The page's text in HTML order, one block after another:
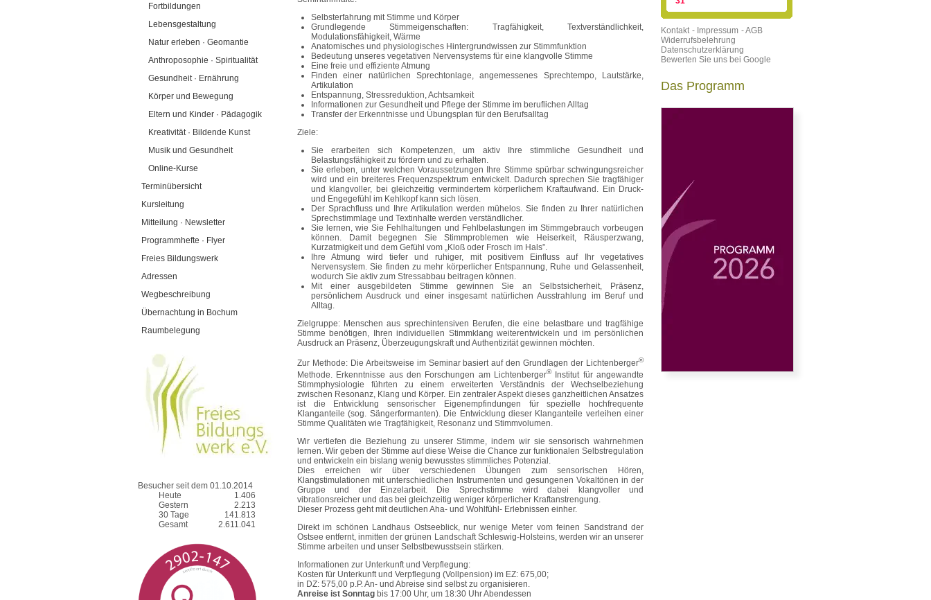
Fortbildungen
Lebensgestaltung
Natur erleben · Geomantie
Anthroposophie · Spiritualität
Gesundheit · Ernährung
Körper und Bewegung
Eltern und Kinder · Pädagogik
Kreativität · Bildende Kunst
Musik und Gesundheit
Online-Kurse
Terminübersicht
Kursleitung
Mitteilung · Newsletter
Programmhefte · Flyer
Freies Bildungswerk
Adressen
Wegbeschreibung
Übernachtung in Bochum
Raumbelegung
Besucher seit dem 01.10.2014
Heute
1.406
Gestern
2.213
30 Tage
141.813
Gesamt
2.611.041
Selbsterfahrung mit Stimme und Körper
Grundlegende Stimmeigenschaften: Tragfähigkeit, Textverständlichkeit,
Modulationsfähigkeit, Wärme
Anatomisches und physiologisches Hintergrundwissen zur Stimmfunktion
Bedeutung unseres vegetativen Nervensystems für eine klangvolle Stimme
Eine freie und effiziente Atmung
Finden einer natürlichen Sprechtonlage, angemessenes Sprechtempo, Lautstärke,
Artikulation
Entspannung, Stressreduktion, Achtsamkeit
Informationen zur Gesundheit und Pflege der Stimme im beruflichen Alltag
Transfer der Erkenntnisse und Übungsplan für den Berufsalltag
Ziele:
Sie erarbeiten sich Kompetenzen, um aktiv Ihre stimmliche Gesundheit und
Belastungsfähigkeit zu fördern und zu erhalten.
Sie erleben, unter welchen Voraussetzungen Ihre Stimme spürbar schwingungsreicher
wird und ein breiteres Frequenzspektrum entwickelt. Dadurch sprechen Sie tragfähiger
und klangvoller, bei gleichzeitig vermindertem körperlichem Kraftaufwand. Ein Druck-
und Engegefühl im Kehlkopf kann sich lösen.
Der Sprachfluss und Ihre Artikulation werden mühelos. Sie finden zu Ihrer natürlichen
Sprechstimmlage und Textinhalte werden verständlicher.
Sie lernen, wie Sie Fehlhaltungen und Fehlbelastungen im Stimmgebrauch vorbeugen
können. Damit begegnen Sie Stimmproblemen wie Heiserkeit, Räusperzwang,
Kurzatmigkeit und dem Gefühl vom „Kloß oder Frosch im Hals”.
Ihre Atmung wird tiefer und ruhiger, mit positivem Einfluss auf Ihr vegetatives
Nervensystem. Sie finden zu mehr körperlicher Entspannung, Ruhe und Gelassenheit,
wodurch Sie aktiv zum Stressabbau beitragen können.
Mit einer ausgebildeten Stimme gewinnen Sie an Selbstsicherheit, Präsenz,
persönlichem Ausdruck und einer insgesamt natürlichen Ausstrahlung im Beruf und
Alltag.
Zielgruppe: Menschen aus sprechintensiven Berufen, die eine belastbare und tragfähige
Stimme benötigen, Ihren individuellen Stimmklang weiterentwickeln und im persönlichen
Ausdruck an Präsenz, Überzeugungskraft und Authentizität gewinnen möchten.
Zur Methode: Die Arbeitsweise im Seminar basiert auf den Grundlagen der Lichtenberger®
Methode. Erkenntnisse aus den Forschungen am Lichtenberger®Institut für angewandte
Stimmphysiologie führten zu einem erweiterten Verständnis der Wechselbeziehung
zwischen Resonanz, Klang und Körper. Ein zentraler Aspekt dieses ganzheitlichen Ansatzes
ist die Entwicklung sensorischer Eigenempfindungen für spezielle hochfrequente
Klanganteile (sog. Sängerformanten). Die Entwicklung dieser Klanganteile verleihen einer
Stimme Qualitäten wie Tragfähigkeit, Resonanz und Stimmvolumen.
Wir vertiefen die Beziehung zu unserer Stimme, indem wir sie sensorisch wahrnehmen
lernen. Wir geben der Stimme auf diese Weise die Chance zur funktionalen Selbstregulation
und entwickeln ein bislang wenig bewusstes stimmliches Potenzial.
Dies erreichen wir über verschiedenen Übungen zum sensorischen Hören,
Klangstimulationen mit unterschiedlichen Instrumenten und gesungenen Vokaltönen in der
Gruppe und der Einzelarbeit. Die Sprechstimme wird dabei klangvoller und
vibrationsreicher und das bei gleichzeitig weniger körperlicher Kraftanstrengung.
Dieser Prozess geht mit deutlichen Aha- und Wohlfühl- Erlebnissen einher.
Direkt im schönen Landhaus Ostseeblick, nur wenige Meter vom feinen Sandstrand der
Ostsee entfernt, inmitten der grünen Landschaft Schleswig-Holsteins, werden wir an unserer
Stimme arbeiten und unser Selbstbewusstsein stärken.
Informationen zur Unterkunft und Verpflegung:
Kosten für Unterkunft und Verpflegung (Vollpension) im EZ: 675,00;
in DZ: 575,00 p.P. An- und Abreise sind selbst zu organisieren.
Anreise ist Sonntag bis 17:00 Uhr, um 18:30 Uhr Abendessen
Kontakt - Impressum - AGB
Widerrufsbelehrung
Datenschutzerklärung
Bewerten Sie uns bei Google
Das Programm